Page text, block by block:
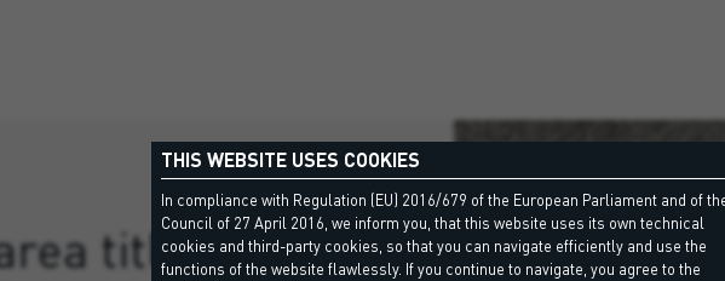
title Multigrip
THIS WEBSITE USES COOKIES
In compliance with Regulation (EU) 2016/679 of the European Parliament and of
Council of 27 April 2016, we inform you, that this website uses its own technical
cookies and third-party cookies, so that you can navigate efficiently and use the
functions of the website flawlessly. If you continue to navigate, you agree to the